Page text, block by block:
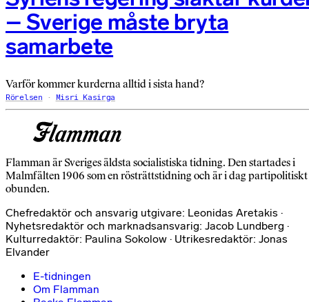
– Sverige måste bryta
samarbete
Varför kommer kurderna alltid i sista hand?
Rörelsen Misri Kasirga
Flamman är Sveriges äldsta socialistiska tidning. Den startades i
Malmfälten 1906 som en rösträttstidning och är i dag partipolitiskt
obunden.
Chefredaktör och ansvarig utgivare: Leonidas Aretakis ·
Nyhetsredaktör och marknadsansvarig: Jacob Lundberg ·
Kulturredaktör: Paulina Sokolow · Utrikesredaktör: Jonas
Elvander
E-tidningen
Om Flamman